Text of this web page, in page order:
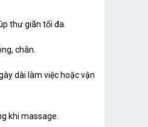
thư giãn tối đa.
chân.
dài làm việc hoặc vận
khi massage.